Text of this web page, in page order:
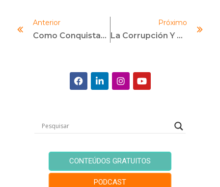
Anterior
Como Conquistar Um Cargo De Liderança Em Compliance
Próximo
La Corrupción Y Sus Implicaciones Globales – Impactos Económicos, Sociales Y Reputacionales
CONTEÚDOS GRATUITOS
PODCAST